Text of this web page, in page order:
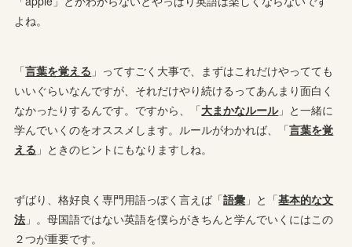
よね。
「言葉を覚える 」ってすごく大事で、まずはこれだけやってても
いいぐらいなんですが、それだけやり続けるってあんまり面白く
なかったりするんです。ですから、「大まかなルール」と一緒に
学んでいくのをオススメします。ルールがわかれば、「言葉を覚
える 」ときのヒントにもなりますしね。
ずばり、格好良く専門用語っぽく言えば「語彙 」と「基本的な文
法 」。母国語ではない英語を僕らがきちんと学んでいくにはこの
２つが重要です。